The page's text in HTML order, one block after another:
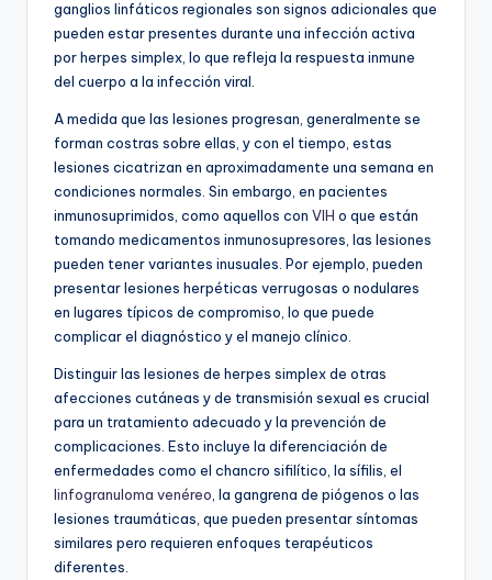
ganglios linfáticos regionales son signos adicionales que
pueden estar presentes durante una infección activa
por herpes simplex, lo que refleja la respuesta inmune
del cuerpo a la infección viral.
A medida que las lesiones progresan, generalmente se
forman costras sobre ellas, y con el tiempo, estas
lesiones cicatrizan en aproximadamente una semana en
condiciones normales. Sin embargo, en pacientes
inmunosuprimidos, como aquellos con VIH o que están
tomando medicamentos inmunosupresores, las lesiones
pueden tener variantes inusuales. Por ejemplo, pueden
presentar lesiones herpéticas verrugosas o nodulares
en lugares típicos de compromiso, lo que puede
complicar el diagnóstico y el manejo clínico.
Distinguir las lesiones de herpes simplex de otras
afecciones cutáneas y de transmisión sexual es crucial
para un tratamiento adecuado y la prevención de
complicaciones. Esto incluye la diferenciación de
enfermedades como el chancro sifilítico, la sífilis, el
linfogranuloma venéreo , la gangrena de piógenos o las
lesiones traumáticas, que pueden presentar síntomas
similares pero requieren enfoques terapéuticos
diferentes.